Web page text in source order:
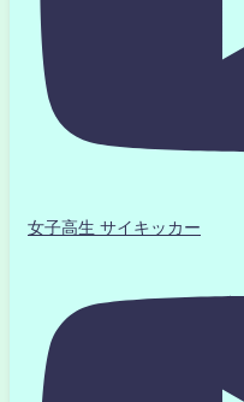
女子高生 サイキッカー